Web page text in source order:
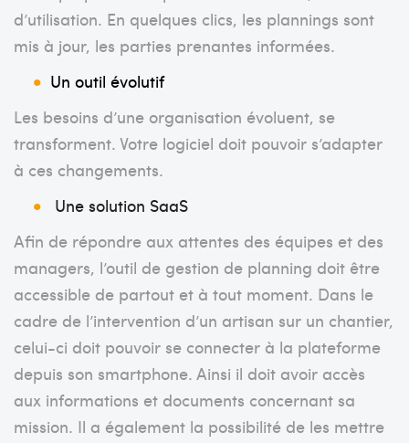
d’utilisation. En quelques clics, les plannings sont
mis à jour, les parties prenantes informées.
Un outil évolutif
Les besoins d’une organisation évoluent, se
transforment. Votre logiciel doit pouvoir s’adapter
à ces changements.
Une solution SaaS
Afin de répondre aux attentes des équipes et des
managers, l’outil de gestion de planning doit être
accessible de partout et à tout moment. Dans le
cadre de l’intervention d’un artisan sur un chantier,
celui-ci doit pouvoir se connecter à la plateforme
depuis son smartphone. Ainsi il doit avoir accès
aux informations et documents concernant sa
mission. Il a également la possibilité de les mettre